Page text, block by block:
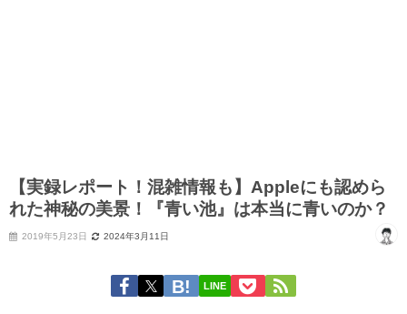
【実録レポート！混雑情報も】Appleにも認めら
れた神秘の美景！『青い池』は本当に青いのか？
2019年5月23日 2024年3月11日
LINE